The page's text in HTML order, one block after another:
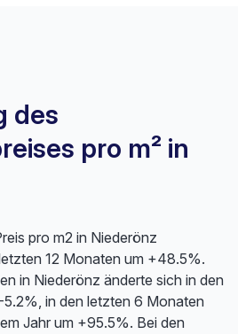
des
pro m² in
pro m2 in Niederönz
12 Monaten um +48.5%.
in Niederönz änderte sich in den
in den letzten 6 Monaten
Jahr um +95.5%. Bei den